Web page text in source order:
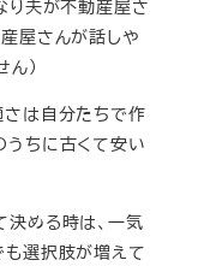
り夫が不動産屋さ
屋さんが話しや
）
さは自分たちで作
うちに古くて安い
決める時は、一気
も選択肢が増えて